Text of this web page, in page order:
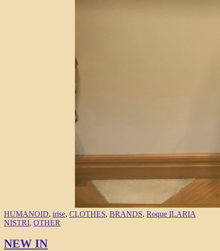
HUMANOID, irise, CLOTHES, BRANDS, Roque ILARIA
NISTRI, OTHER
NEW IN